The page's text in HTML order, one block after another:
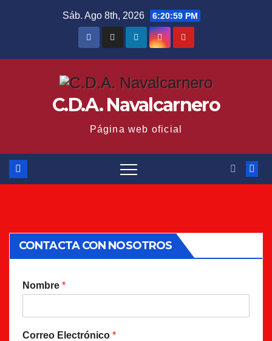
Sáb. Ago 8th, 2026 6:21:00 PM
C.D.A. Navalcarnero
Página web oficial
CONTACTA CON NOSOTROS
Nombre *
Correo Electrónico *